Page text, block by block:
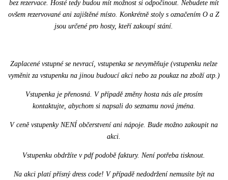
bez rezervace. Hosté tedy budou mít možnost si odpočinout. Nebudete mít
ovšem rezervované ani zajištěné místo. Konkrétně stoly s označením O a Z
jsou určené pro hosty, kteří zakoupí stání.
Zaplacené vstupné se nevrací, vstupenka se nevyměňuje (vstupenku nelze
vyměnit za vstupenku na jinou budoucí akci nebo za poukaz na zboží atp.)
Vstupenka je přenosná. V případě změny hosta nás ale prosím
kontaktujte, abychom si napsali do seznamu nová jména.
V ceně vstupenky NENÍ občerstvení ani nápoje. Bude možno zakoupit na
akci.
Vstupenku obdržíte v pdf podobě faktury. Není potřeba tisknout.
Na akci platí přísný dress code! V případě nedodržení nemusíte být na